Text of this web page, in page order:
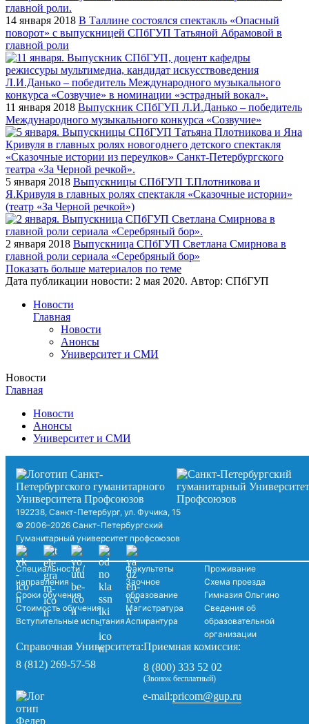
14 января 2018 В Таллине состоялся спектакль «Опасный
поворот» с выпускницей СПбГУП Татьяной Абрамовой в
главной роли
11 января 2018 Выпускник СПбГУП Л.И.Данько – победитель
Международного музыкального конкурса «Созвучие»
5 января 2018 Выпускницы СПбГУП Т.Плотникова и
Я.Кривуля в главных ролях спектакля «Сказочные истории»
(театр «За Черной речкой»)
2 января 2018 Выпускница СПбГУП Светлана Смирнова в
главной роли сериала «Серебряный бор»
Показать больше материалов по теме
Дата публикации новости: 2 мая 2020. Автор: СПбГУП
Новости
Главная
Новости
Анонсы
Университет и СМИ
Новости
Главная
Новости
Анонсы
Университет и СМИ
192238, Санкт-Петербург, ул. Фучика, 15
© 2006–2026 Санкт-Петербургский
Гуманитарный университет профсоюзов
Специальности /
направления
Сроки обучения
Стоимость обучения
Вступительные испытания
Факультеты
Заочное
образование
Магистратура
Аспирантура
Проживание
Схема проезда
Гимназия Ольгино
Сведения об
образовательной
организации
Справочная Университета:
8 (812) 269-57-58
Приемная комиссия:
8 (800) 333 52 02
(Звонок бесплатный)
e-mail:pricom@gup.ru